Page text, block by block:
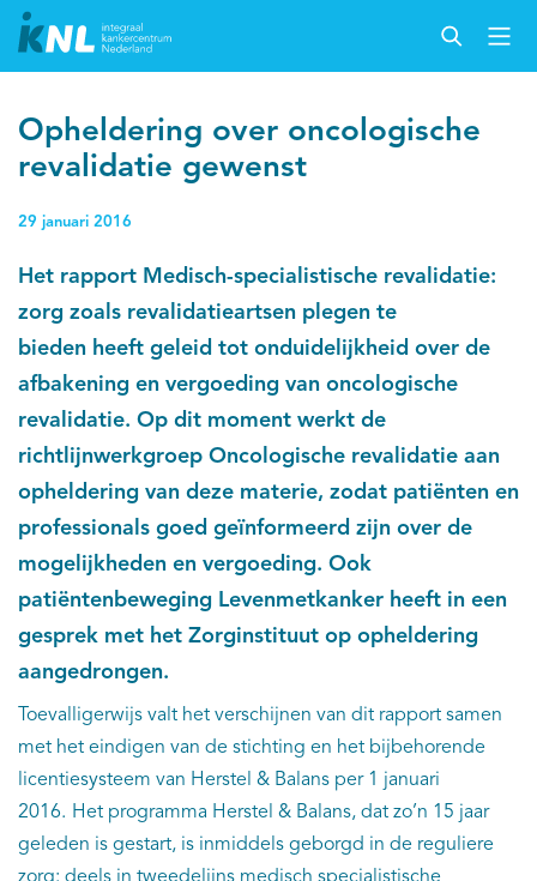
Opheldering over oncologische
revalidatie gewenst
29 januari 2016
Het rapport Medisch-specialistische revalidatie:
zorg zoals revalidatieartsen plegen te
bieden heeft geleid tot onduidelijkheid over de
afbakening en vergoeding van oncologische
revalidatie. Op dit moment werkt de
richtlijnwerkgroep Oncologische revalidatie aan
opheldering van deze materie, zodat patiënten en
professionals goed geïnformeerd zijn over de
mogelijkheden en vergoeding. Ook
patiëntenbeweging Levenmetkanker heeft in een
gesprek met het Zorginstituut op opheldering
aangedrongen.
Toevalligerwijs valt het verschijnen van dit rapport samen
met het eindigen van de stichting en het bijbehorende
licentiesysteem van Herstel & Balans per 1 januari
2016. Het programma Herstel & Balans, dat zo’n 15 jaar
geleden is gestart, is inmiddels geborgd in de reguliere